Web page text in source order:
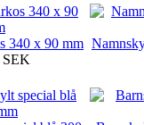
340 x 90 mm
SEK